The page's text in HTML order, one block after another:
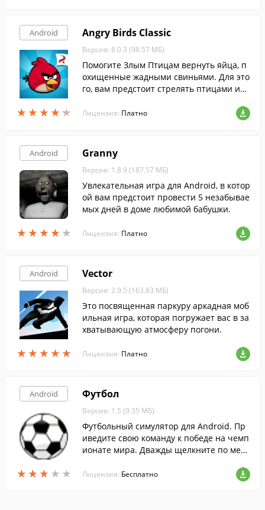
Android
★ ★ ★ ★ ★
★ ★ ★ ★ ★
Angry Birds Classic
Версия: 8.0.3 (98.57 МБ)
Помогите Злым Птицам вернуть яйца, п
охищенные жадными свиньями. Для это
го, вам предстоит стрелять птицами из
Лицензия: Платно
Android
★ ★ ★ ★ ★
★ ★ ★ ★ ★
Granny
Версия: 1.8.9 (187.57 МБ)
Увлекательная игра для Android, в котор
ой вам предстоит провести 5 незабывае
мых дней в доме любимой бабушки.
Лицензия: Платно
Android
★ ★ ★ ★ ★
★ ★ ★ ★ ★
Vector
Версия: 2.9.5 (163.83 МБ)
Это посвященная паркуру аркадная моб
ильная игра, которая погружает вас в за
хватывающую атмосферу погони.
Лицензия: Платно
Android
★ ★ ★ ★ ★
★ ★ ★ ★ ★
Футбол
Версия: 1.5 (0.35 МБ)
Футбольный симулятор для Android. Пр
иведите свою команду к победе на чемп
ионате мира. Дважды щелкните по мест
Лицензия: Бесплатно